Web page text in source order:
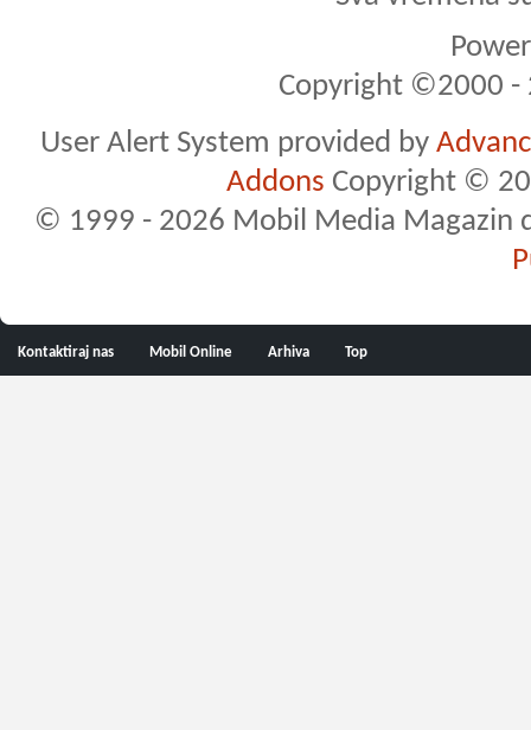
Copyright ©2000 -
User Alert System provided by
Addons Copyright ©
© 1999 - 2026 Mobil Media Magazin
Kontaktiraj nas Mobil Online Arhiva Top